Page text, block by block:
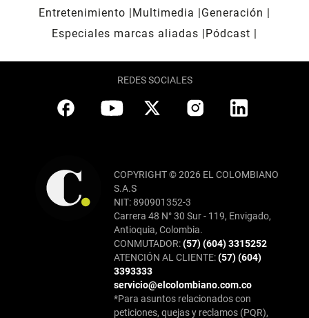
Entretenimiento
Multimedia
Generación
Especiales marcas aliadas
Pódcast
REDES SOCIALES
COPYRIGHT © 2026 EL COLOMBIANO
S.A.S
NIT: 890901352-3
Carrera 48 N° 30 Sur - 119, Envigado,
Antioquia, Colombia.
CONMUTADOR:(57) (604) 3315252
ATENCIÓN AL CLIENTE:(57) (604)
3393333
servicio@elcolombiano.com.co
*Para asuntos relacionados con
peticiones, quejas y reclamos (PQR),